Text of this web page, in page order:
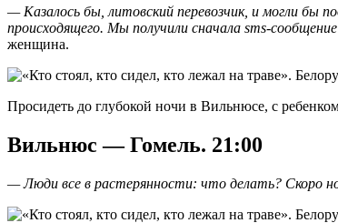
— Казалось бы, литовский перевозчик, и могли
происходящего. Мы получили сначала sms-
женщина.
Просидеть до глубокой ночи в Вильнюсе, с
Вильнюс — Гомель. 21:00
— Люди все в растерянности: что делать? Скоро